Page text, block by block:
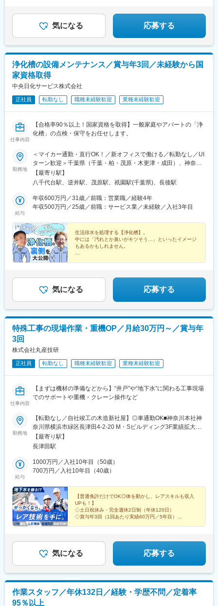
気になる 応募する
浄化槽の設備メンテナンス／賞与年3回／未経験から国
家資格取得
中央日化サービス株式会社
正社員 転勤なし 職種未経験歓迎 業種未経験歓迎
仕事内容
【合格率90％以上！国家資格を取得】一般家庭やアパートの「浄
化槽」の点検・保守をお任せします。
勤務地
＜マイカー通勤・直行OK！／新オフィスで働ける／転勤なし／UI
ターン歓迎＞千葉県（千葉・柏・茂原・木更津・成田）、神奈川
県（湘南）の募集です。ご希望を最大限考慮して配属いたしま
す。【千葉本社】千葉県千葉市花見川区犢橋町1627-12＜アクセ
5＜アクセス＞「逆井駅」より車10分【茂原営業所】★事務所移
転に伴い新規オープン！千葉県茂原市早野新田78-3＜アクセス＞
千葉県木更津市祇園1-15-10＜アクセス＞「祇園駅」より徒歩10
分【成田営業所】千葉県成田市北須賀1642-1＜アクセス＞「成田
駅」より車15分【湘南営業所】神奈川県藤沢市葛原1240-1＜アク
セス＞「長後駅」より車11分※受動喫煙対策：敷地内喫煙可能場
所あり※転居を伴わない異動あり
【最寄り駅】
八千代台駅、逆井駅、茂原駅、祇園駅(千葉県)、長後駅
給与
年収600万円／31歳／前職：営業職／経験4年
年収500万円／25歳／前職：サービス業／未経験／入社3年目
生活排水を処理する【浄化槽】。
中には「汚れとか臭いがキツそう…」といったイメージ
もあるかもしれません。
イメージが180度変わる、浄化槽の裏側をご紹介しま
す！
気になる 応募する
特殊工事の現場作業・重機OP／月給30万円～／賞与年
3回
株式会社丸産技研
正社員 転勤なし 職種未経験歓迎 業種未経験歓迎
仕事内容
【まずは機材の準備などから】“井戸”や“地下水”に関わる工事現場
でのサポートや重機・クレーン操作など
勤務地
【転勤なし／自社竣工の木造新社屋】◎車通勤OK■神奈川本社神
奈川県横浜市緑区長津田4-2-20 M・Sビルディング3F業績拡大に
伴い、将来的に、埼玉県新座市に新事業所をオープン予定です！※
本人の同意のない転勤はございません★社用車貸与（社用車で出
迎！※受動喫煙対策：社内禁煙＼現場エリアについて／現場によ
り、都内への出張が発生することがあります。まれに宿泊を伴う
どは埼玉への移動なども発生するため、運転免許は必須です。☆
現場により、ご自宅からの直行直帰もOKです！
【最寄り駅】
長津田駅
給与
1000万円／入社10年目（50歳）
700万円／入社10年目（40歳）
【普通免許だけでOK◎体を動かし、レアスキルも収入
UPも！】
◇土日祝休み・完全週休2日制（年休120日）
◇賞与年3回（1回あたり実績60万円／5年目）
気になる 応募する
作業スタッフ／年休132日／経験・学歴不問／定着率
95％以上